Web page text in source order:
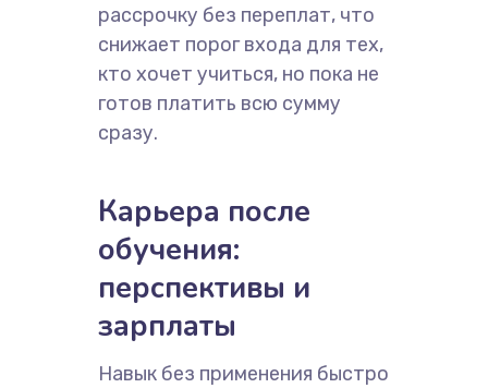
рассрочку без переплат, что
снижает порог входа для тех,
кто хочет учиться, но пока не
готов платить всю сумму
сразу.
Карьера после
обучения:
перспективы и
зарплаты
Навык без применения быстро